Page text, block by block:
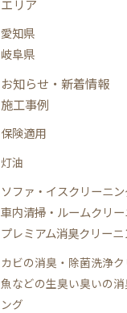
エリア
愛知県
岐阜県
お知らせ・新着情報
施工事例
保険適用
灯油
ソファ・イスクリーニ
車内清掃・ルームクリ
プレミアム消臭クリーニ
カビの消臭・除菌洗浄
魚などの生臭い臭いの
ング